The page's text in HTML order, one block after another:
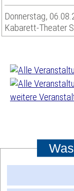
Donnerstag,
Kabarett-Theater
weitere